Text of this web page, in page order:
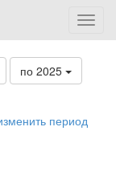
по 2025
период